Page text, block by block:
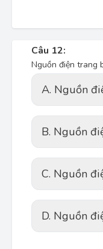
Câu 12:
Nguồn điện trang
A. Nguồn
B. Nguồn
C. Nguồn
D. Nguồn